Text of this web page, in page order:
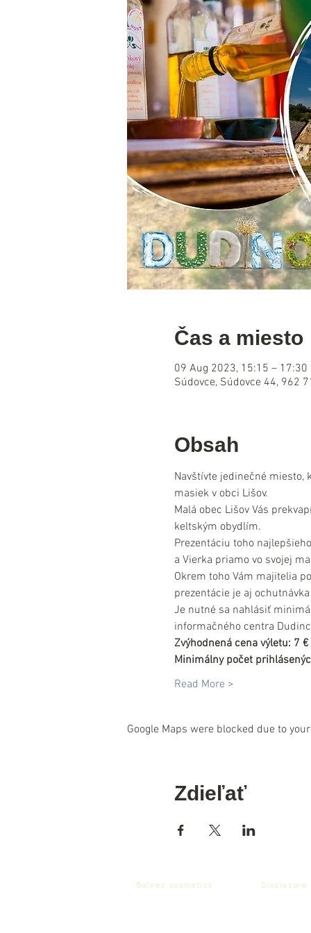
Čas a miesto
09 Aug 2023, 15:15 – 17:30
Súdovce, Súdovce 44, 962
Obsah
Navštívte jedinečné miesto,
masiek v obci Lišov.
Malá obec Lišov Vás
keltským obydlím.
Prezentáciu toho
a Vierka priamo vo svojej
Okrem toho Vám majitelia
prezentácie je aj
Je nutné sa nahlásiť
informačného centra
Zvýhodnená cena výletu: 7
Minimálny počet
Read More >
Google Maps were blocked due to
Zdieľať
Balnea cosmetics Disclosure